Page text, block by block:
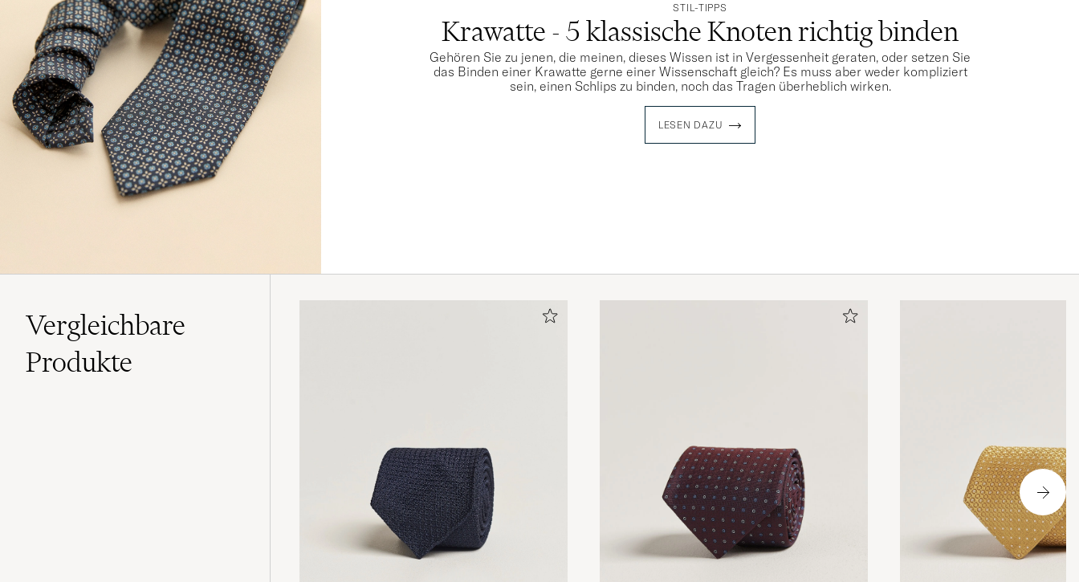
STIL-TIPPS
Krawatte - 5 klassische Knoten richtig binden
Gehören Sie zu jenen, die meinen, dieses Wissen ist in Vergessenheit geraten, oder setzen Sie
das Binden einer Krawatte gerne einer Wissenschaft gleich? Es muss aber weder kompliziert
sein, einen Schlips zu binden, noch das Tragen überheblich wirken.
LESEN DAZU
Vergleichbare
Produkte